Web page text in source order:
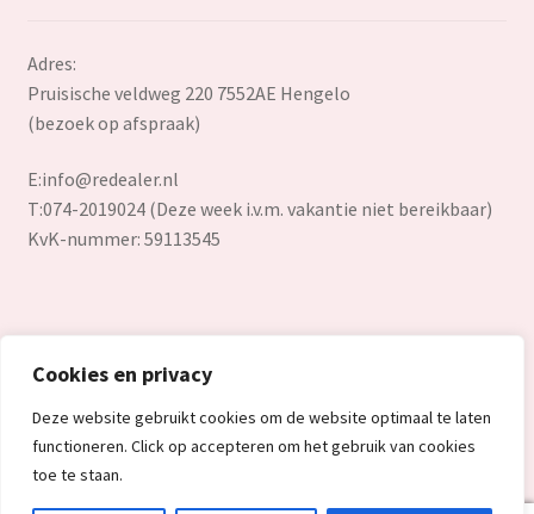
Cookies en privacy
Deze website gebruikt cookies om de website optimaal te laten
functioneren. Click op accepteren om het gebruik van cookies
toe te staan.
Adres:
Pruisische veldweg 220 7552AE Hengelo
(bezoek op afspraak)
E:info@redealer.nl
T:074-2019024 (Deze week i.v.m. vakantie niet bereikbaar)
KvK-nummer: 59113545
© Redealer.nl | Gecontroleerde retourproducten en nieuwe
overstockproducten tegen een onverslaanbare lage prijs.
2026